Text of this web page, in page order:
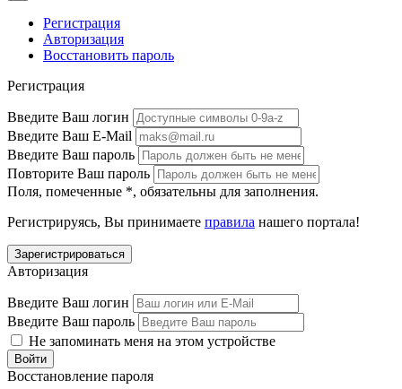
Регистрация
Авторизация
Восстановить пароль
Регистрация
Введите Ваш логин
Введите Ваш E-Mail
Введите Ваш пароль
Повторите Ваш пароль
Поля, помеченные *, обязательны для заполнения.
Регистрируясь, Вы принимаете правила нашего портала!
Авторизация
Введите Ваш логин
Введите Ваш пароль
Не запоминать меня на этом устройстве
Восстановление пароля